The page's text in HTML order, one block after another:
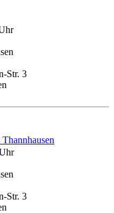
Str. 3
Str. 3